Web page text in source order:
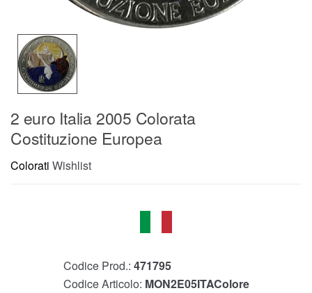
2 euro Italia 2005 Colorata
Costituzione Europea
Colorati Wishlist
Codice Prod.: 471795
Codice Articolo: MON2E05ITAColore